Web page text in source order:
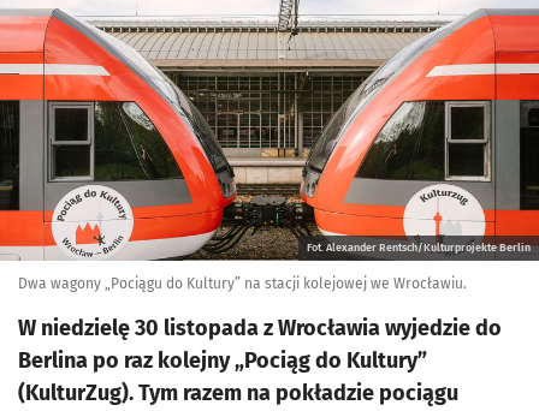
Fot. Alexander Rentsch/Kulturprojekte Berlin
Dwa wagony „Pociągu do Kultury” na stacji kolejowej we Wrocławiu.
W niedzielę 30 listopada z Wrocławia wyjedzie do
Berlina po raz kolejny „Pociąg do Kultury”
(KulturZug). Tym razem na pokładzie pociągu